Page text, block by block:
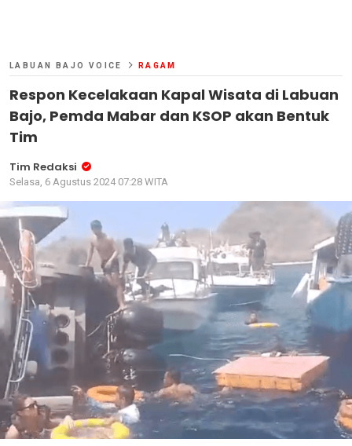
LABUAN BAJO VOICE RAGAM
Respon Kecelakaan Kapal Wisata di Labuan
Bajo, Pemda Mabar dan KSOP akan Bentuk
Tim
Tim Redaksi
Selasa, 6 Agustus 2024 07:28 WITA